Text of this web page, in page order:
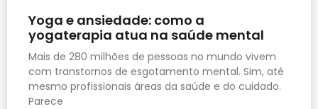
Yoga e ansiedade: como a
yogaterapia atua na saúde mental
Mais de 280 milhões de pessoas no mundo vivem
com transtornos de esgotamento mental. Sim, até
mesmo profissionais áreas da saúde e do cuidado.
Parece